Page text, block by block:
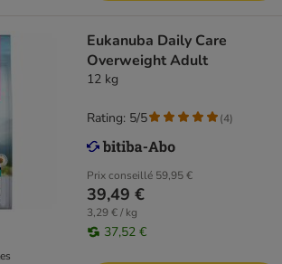
Eukanuba Daily Care
Overweight Adult
12 kg
Prix conseillé 59,95 €
39,49 €
3,29 € / kg
37,52 €
Rating: 5/5 (4)